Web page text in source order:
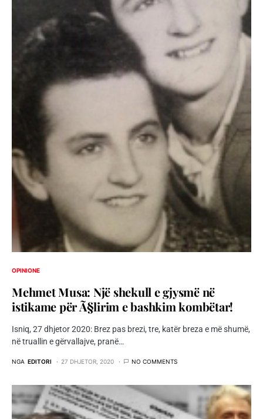
OPINIONE
Mehmet Musa: Një shekull e gjysmë në
istikame për Ã§lirim e bashkim kombëtar!
Isniq, 27 dhjetor 2020: Brez pas brezi, tre, katër breza e më shumë,
në truallin e gërvallajve, pranë…
NGA EDITORI 27 DHJETOR, 2020 NO COMMENTS